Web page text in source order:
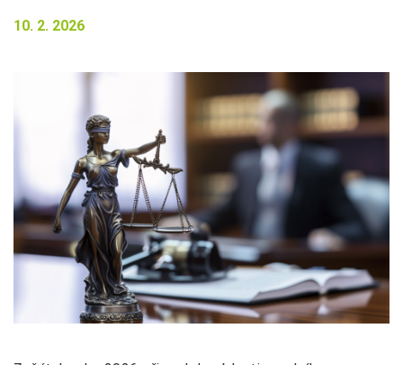
10. 2. 2026